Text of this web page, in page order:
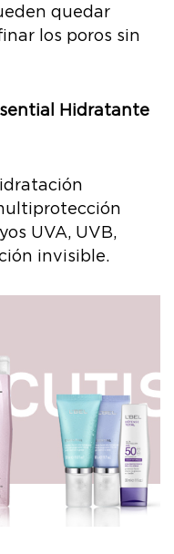
quedar
los poros sin
Hidratante
UVA, UVB,
invisible.